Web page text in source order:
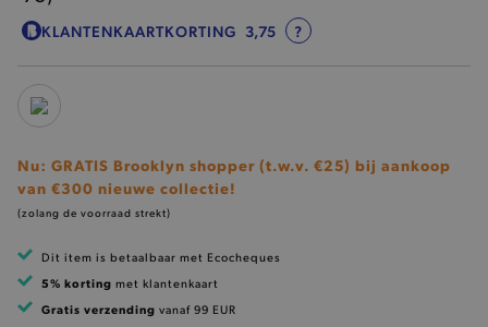
KLANTENKAARTKORTING 3,75 ?
Nu: GRATIS Brooklyn shopper (t.w.v. €25) bij aankoop
van €300 nieuwe collectie!
(zolang de voorraad strekt)
Dit item is betaalbaar met Ecocheques
5% korting met klantenkaart
Gratis verzending vanaf 99 EUR